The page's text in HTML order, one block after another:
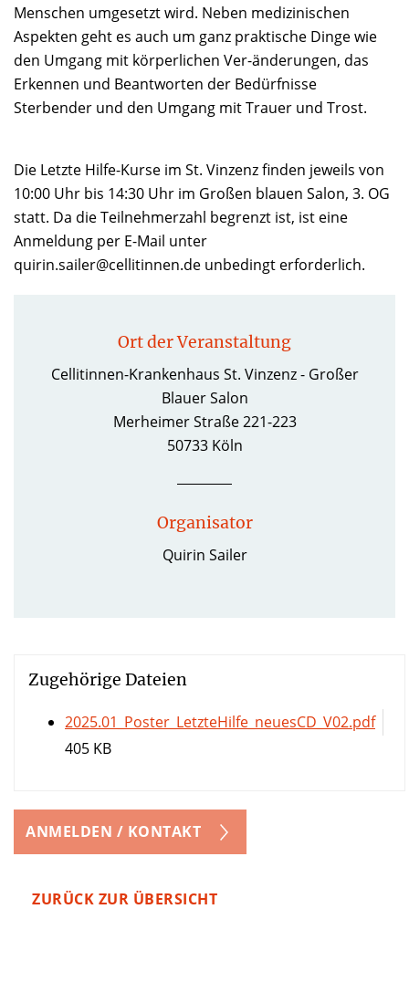
Menschen umgesetzt wird. Neben medizinischen
Aspekten geht es auch um ganz praktische Dinge wie
den Umgang mit körperlichen Ver-änderungen, das
Erkennen und Beantworten der Bedürfnisse
Sterbender und den Umgang mit Trauer und Trost.
Die Letzte Hilfe-Kurse im St. Vinzenz finden jeweils von
10:00 Uhr bis 14:30 Uhr im Großen blauen Salon, 3. OG
statt. Da die Teilnehmerzahl begrenzt ist, ist eine
Anmeldung per E-Mail unter
quirin.sailer@cellitinnen.de unbedingt erforderlich.
Ort der Veranstaltung
Cellitinnen-Krankenhaus St. Vinzenz - Großer
Blauer Salon
Merheimer Straße 221-223
50733 Köln
Organisator
Quirin Sailer
Zugehörige Dateien
2025.01_Poster_LetzteHilfe_neuesCD_V02.pdf
405 KB
ANMELDEN / KONTAKT
ZURÜCK ZUR ÜBERSICHT